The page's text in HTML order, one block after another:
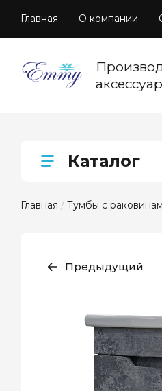
Главная О компании
Каталог
Главная / Тумбы с
Предыдущий